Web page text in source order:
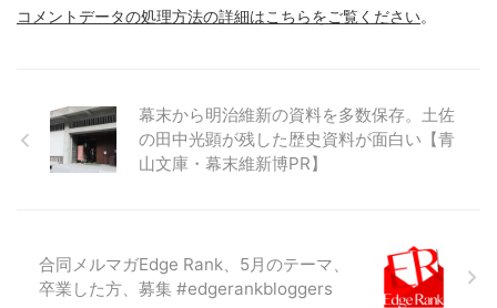
コメントデータの処理方法の詳細はこちらをご覧ください。
幕末から明治維新の資料を多数保存。土佐
の田中光顕が残した歴史資料が面白い【青
山文庫・幕末維新博PR】
合同メルマガEdge Rank、5月のテーマ、
卒業した方、募集 #edgerankbloggers